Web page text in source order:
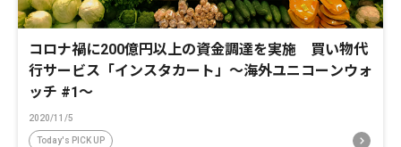
コロナ禍に200億円以上の資金調達を実施 買い物代
行サービス「インスタカート」〜海外ユニコーンウォ
ッチ #1〜
2020/11/5
Today's PICK UP